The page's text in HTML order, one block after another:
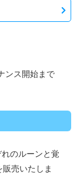
ンス開始まで
れのルーンと覚
売いたしま